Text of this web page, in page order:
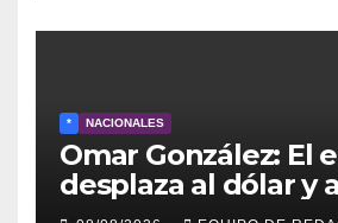
* NACIONALES
Omar González: El
desplaza al dólar y
en medio del caos